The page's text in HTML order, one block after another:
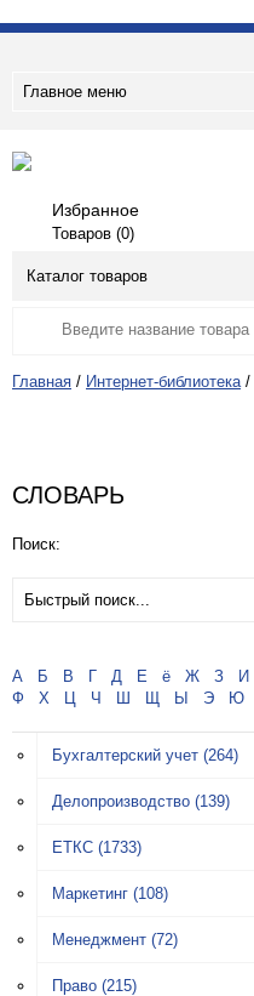
Главное меню
Избранное
Товаров (0)
Каталог товаров
Главная / Интернет-библиотека /
СЛОВАРЬ
Поиск:
А Б В Г Д Е ё Ж З И
Ф
Х Ц Ч Ш Щ Ы Э Ю
Бухгалтерский учет (264)
Делопроизводство (139)
ЕТКС (1733)
Маркетинг (108)
Менеджмент (72)
Право (215)